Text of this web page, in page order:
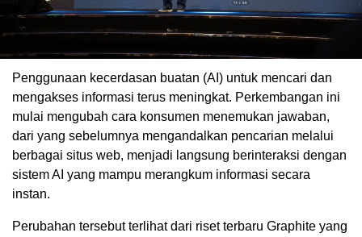
Penggunaan kecerdasan buatan (AI) untuk mencari dan
mengakses informasi terus meningkat. Perkembangan ini
mulai mengubah cara konsumen menemukan jawaban,
dari yang sebelumnya mengandalkan pencarian melalui
berbagai situs web, menjadi langsung berinteraksi dengan
sistem AI yang mampu merangkum informasi secara
instan.
Perubahan tersebut terlihat dari riset terbaru Graphite yang